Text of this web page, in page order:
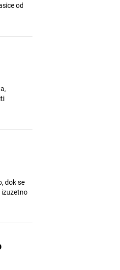
od
dok se
izuzetno